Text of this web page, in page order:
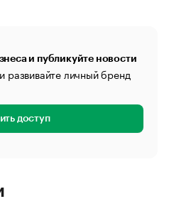
и публикуйте новости
развивайте личный бренд
доступ